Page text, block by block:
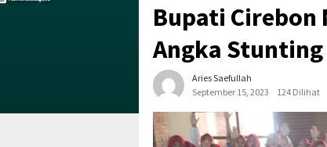
Bupati Cirebon
Angka Stunting
Aries Saefullah
September 15, 2023
124 Dilihat